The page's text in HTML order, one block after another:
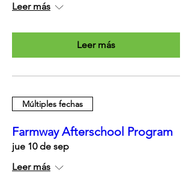
Leer más
Leer más
Múltiples fechas
Farmway Afterschool Program
jue 10 de sep
Leer más